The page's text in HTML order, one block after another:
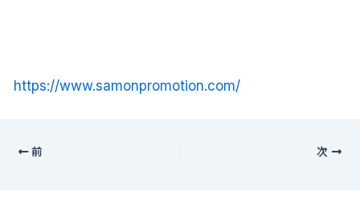
https://www.samonpromotion.com/
前 次